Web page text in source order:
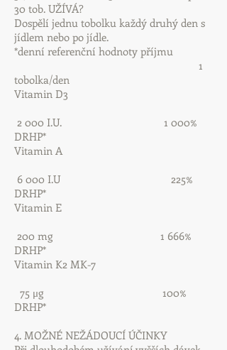
30 tob. UŽÍVÁ?
Dospělí jednu tobolku každý druhý den s
jídlem nebo po jídle.
*denní referenční hodnoty příjmu
1
tobolka/den
Vitamin D3
2 000 I.U. 1 000%
DRHP*
Vitamin A
6 000 I.U 225%
DRHP*
Vitamin E
200 mg 1 666%
DRHP*
Vitamin K2 MK-7
75 μg 100%
DRHP*
4. MOŽNÉ NEŽÁDOUCÍ ÚČINKY